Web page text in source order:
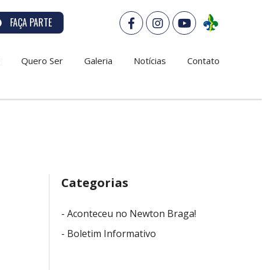
FAÇA PARTE
Quero Ser Galeria Notícias Contato
Categorias
- Aconteceu no Newton Braga!
- Boletim Informativo